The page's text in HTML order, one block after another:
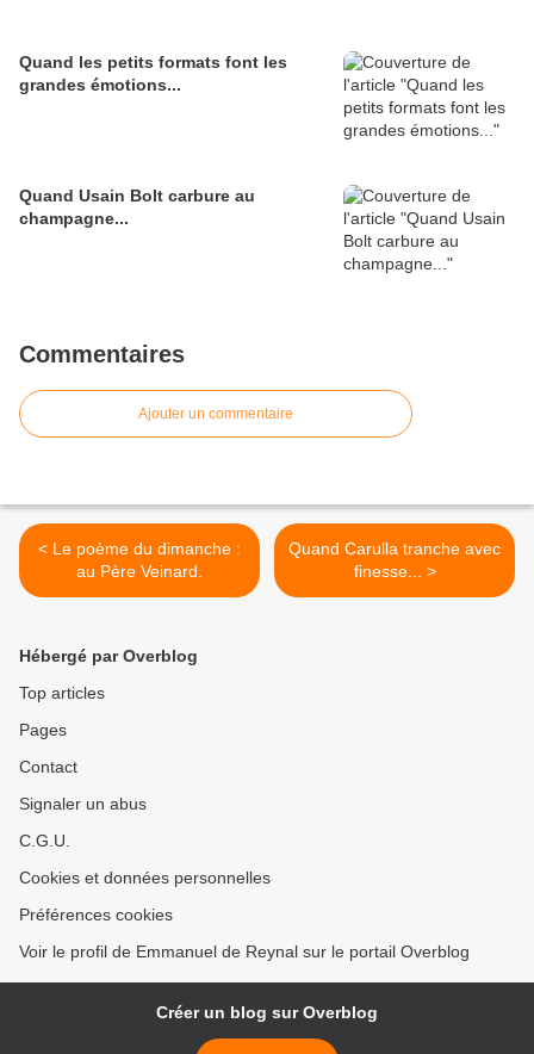
Quand les petits formats font les
grandes émotions...
Quand Usain Bolt carbure au
champagne...
Commentaires
Ajouter un commentaire
< Le poème du dimanche :
au Père Veinard.
Quand Carulla tranche avec
finesse... >
Hébergé par Overblog
Top articles
Pages
Contact
Signaler un abus
C.G.U.
Cookies et données personnelles
Préférences cookies
Voir le profil de Emmanuel de Reynal sur le portail Overblog
Créer un blog sur Overblog